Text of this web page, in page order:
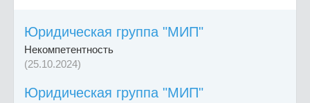
Юридическая группа "МИП"
Некомпетентность
(25.10.2024)
Юридическая группа "МИП"